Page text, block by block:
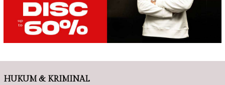
HUKUM & KRIMINAL